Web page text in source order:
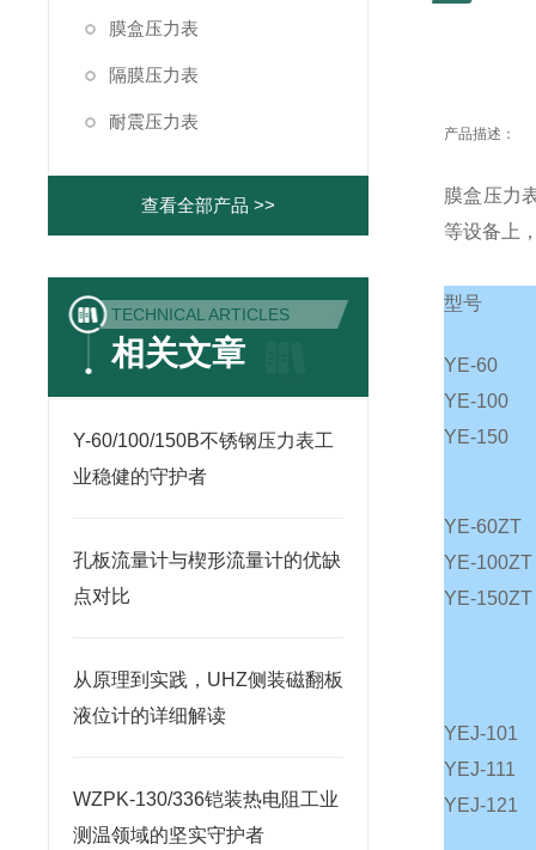
膜盒压力表
隔膜压力表
耐震压力表
查看全部产品 >>
TECHNICAL ARTICLES
相关文章
Y-60/100/150B不锈钢压力表工
业稳健的守护者
孔板流量计与楔形流量计的优缺
点对比
从原理到实践，UHZ侧装磁翻板
液位计的详细解读
WZPK-130/336铠装热电阻工业
测温领域的坚实守护者
产品描述：
膜盒压力
等设备上
型号
YE-60
YE-100
YE-150
YE-60ZT
YE-100ZT
YE-150ZT
YEJ-101
YEJ-111
YEJ-121